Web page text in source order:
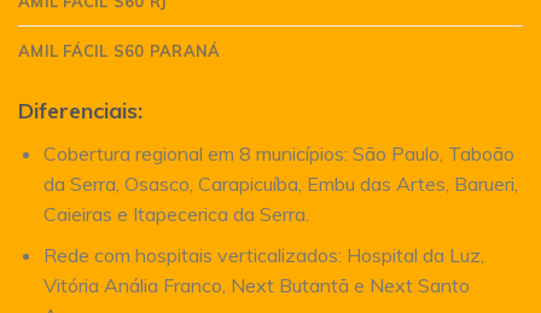
AMIL FÁCIL S60 PARANÁ
Diferenciais:
Cobertura regional em 8 municípios: São Paulo, Taboão
da Serra, Osasco, Carapicuíba, Embu das Artes, Barueri,
Caieiras e Itapecerica da Serra.
Rede com hospitais verticalizados: Hospital da Luz,
Vitória Anália Franco, Next Butantã e Next Santo